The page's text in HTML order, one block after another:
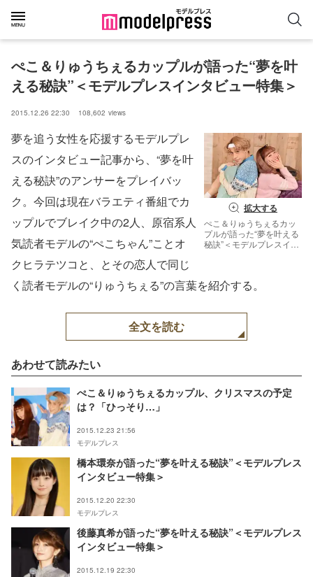
ぺこ＆りゅうちぇるカップルが語った“夢を叶
える秘訣”＜モデルプレスインタビュー特集＞
2015.12.26 22:30 108,602 views
拡大する
ぺこ＆りゅうちぇるカッ
プルが語った“夢を叶える
秘訣”＜モデルプレスイン
夢を追う女性を応援するモデルプレ
スのインタビュー記事から、“夢を叶
える秘訣”のアンサーをプレイバッ
ク。今回は現在バラエティ番組でカ
ップルでブレイク中の2人、原宿系人
気読者モデルの“ぺこちゃん”ことオ
クヒラテツコと、とその恋人で同じ
く読者モデルの“りゅうちぇる”の言葉を紹介する。
全文を読む
あわせて読みたい
ぺこ＆りゅうちぇるカップル、クリスマスの予定
は？「ひっそり…」
2015.12.23 21:56
モデルプレス
橋本環奈が語った“夢を叶える秘訣”＜モデルプレス
インタビュー特集＞
2015.12.20 22:30
モデルプレス
後藤真希が語った“夢を叶える秘訣”＜モデルプレス
インタビュー特集＞
2015.12.19 22:30